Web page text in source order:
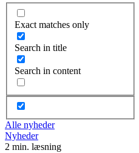
Exact matches only
Search in title
Search in content
Alle nyheder
Nyheder
2 min. læsning